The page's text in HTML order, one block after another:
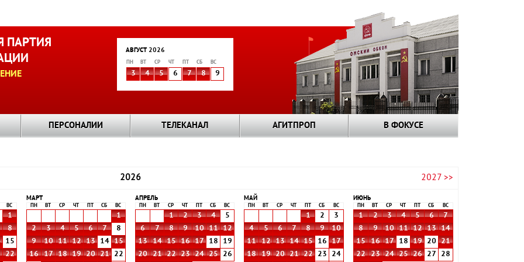
ПАРТИЯ
АВГУСТ 2026
ПН ВТ СР ЧТ СБ ВС
3 4 5 6 7 8 9
ПЕРСОНАЛИИ ТЕЛЕКАНАЛ АГИТПРОП В ФОКУСЕ
2026 2027 >>
ВС
1
8
15
22
МАРТ
ПН ВТ СР ЧТ СБ ВС
1
2
3 4 5 6 7
8
9
10 11 12 13 14
15
16
17 18 19 20 21
22
АПРЕЛЬ
ПН ВТ СР ЧТ СБ ВС
1 2 3 4
5
6
7 8 9 10 11
12
13
14 15 16 17 18
19
20
21 22 23 24 25
26
МАЙ
ПН ВТ СР ЧТ СБ ВС
1 2
3
4
5 6 7 8 9
10
11
12 13 14 15 16
17
18
19 20 21 22 23
24
ИЮНЬ
ПН ВТ СР ЧТ СБ ВС
1 2 3 4 5 6
7
8
9 10 11 12 13
14
15
16 17 18 19 20
21
22
23 24 25 26 27
28